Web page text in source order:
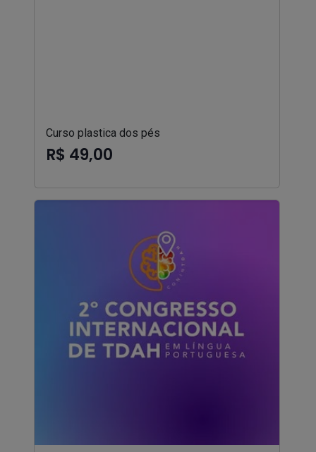
Curso plastica dos pés
R$ 49,00